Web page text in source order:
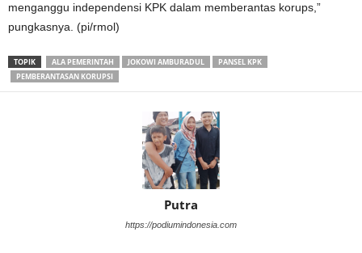
menganggu independensi KPK dalam memberantas korups,”
pungkasnya. (pi/rmol)
TOPIK ALA PEMERINTAH JOKOWI AMBURADUL
PANSEL KPK
PEMBERANTASAN KORUPSI
Putra
https://podiumindonesia.com